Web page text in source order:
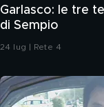
Garlasco: le tre
di Sempio
24 lug | Rete 4